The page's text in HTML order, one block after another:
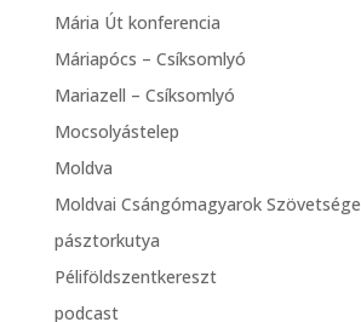
Mária Út konferencia
Máriapócs – Csíksomlyó
Mariazell – Csíksomlyó
Mocsolyástelep
Moldva
Moldvai Csángómagyarok Szövetsége
pásztorkutya
Péliföldszentkereszt
podcast